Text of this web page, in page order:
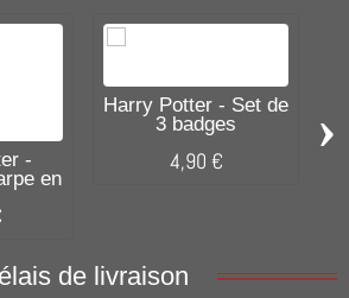
-
en
Harry Potter - Set de
3 badges
4,90 € ›
de livraison